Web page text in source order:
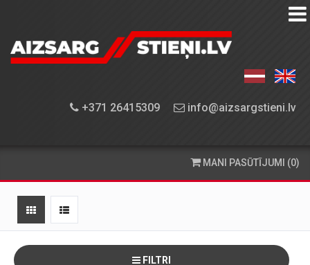
+371 26415309 info@aizsargstieni.lv
AIZSARGSTIEŅU
APRĪKOJUMA
PIEGĀDE
KONTAKTINFORMĀCIJA
MANI PASŪTĪJUMI (0)
FILTRI